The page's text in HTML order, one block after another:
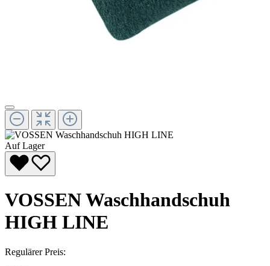
Auf Lager
VOSSEN Waschhandschuh
HIGH LINE
Regulärer Preis: